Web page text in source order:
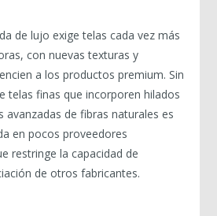
de lujo exige telas cada vez más
con nuevas texturas y
a los productos premium. Sin
telas finas que incorporen hilados
avanzadas de fibras naturales es
en pocos proveedores
restringe la capacidad de
de otros fabricantes.